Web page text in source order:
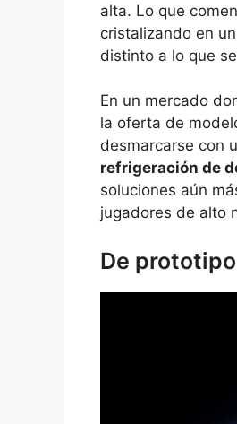
alta. Lo que
cristalizando en
distinto a lo que
En un mercado
la oferta de
desmarcarse con
refrigeración de
soluciones aún
jugadores de alto
De